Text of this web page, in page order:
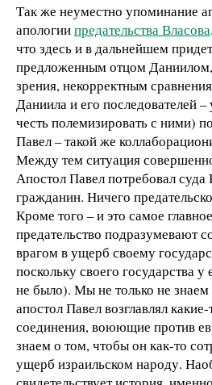
Так же неуместно упоминание
апологиипредательства Власова
что здесь и в дальнейшем
предложенным отцом
зрения, некорректным
Даниила и его последователей
честь полемизировать с ними)
Павел – такой же
Между тем ситуация
Апостол Павел потребовал суда
гражданин. Ничего
Кроме того – и это самое
предательство подразумевают
врагом в ущерб своему
поскольку своего государства
не было). Мы не только не знаем
апостол Павел возглавлял
соединения, воюющие против
знаем о том, чтобы он как-то
ущерб израильском народу.